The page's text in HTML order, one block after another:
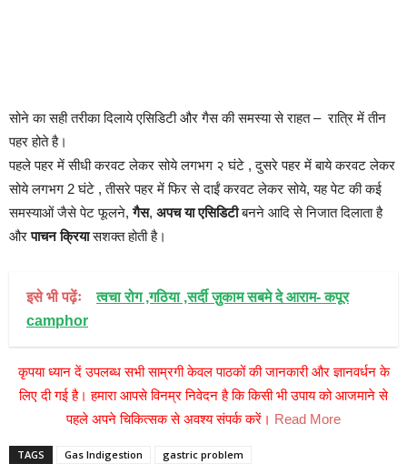
सोने का सही तरीका दिलाये एसिडिटी और गैस की समस्या से राहत – रात्रि में तीन
पहर होते है।
पहले पहर में सीधी करवट लेकर सोये लगभग २ घंटे , दुसरे पहर में बाये करवट लेकर
सोये लगभग 2 घंटे , तीसरे पहर में फिर से दाईं करवट लेकर सोये, यह पेट की कई
समस्याओं जैसे पेट फूलने,गैस, अपच या एसिडिटीबनने आदि से निजात दिलाता है
औरपाचन क्रियासशक्त होती है।
इसे भी पढ़ेंः
त्वचा रोग ,गठिया ,सर्दी ज़ुकाम सबमे दे आराम- कपूर
camphor
कृपया ध्यान दें उपलब्ध सभी साम्रगी केवल पाठकों की जानकारी और ज्ञानवर्धन के
लिए दी गई है। हमारा आपसे विनम्र निवेदन है कि किसी भी उपाय को आजमाने से
पहले अपने चिकित्सक से अवश्य संपर्क करें। Read More
TAGS Gas Indigestion gastric problem